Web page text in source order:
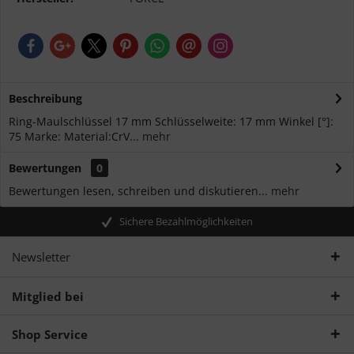
Beschreibung
Ring-Maulschlüssel 17 mm Schlüsselweite: 17 mm Winkel [°]:
75 Marke: Material:CrV... mehr
Bewertungen
0
Bewertungen lesen, schreiben und diskutieren... mehr
Sichere Bezahlmöglichkeiten
Newsletter
Mitglied bei
Shop Service